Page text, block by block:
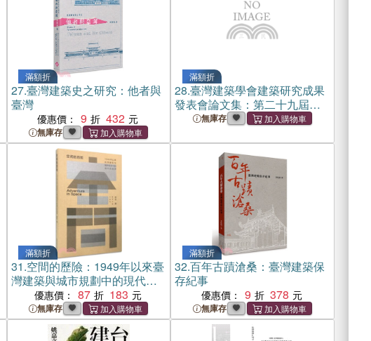
滿額折
27.臺灣建築史之研究：他者與
臺灣
優惠價： 9 432
無庫存
滿額折
28.臺灣建築學會建築研究成果
發表會論文集：第二十九屆第
二次 無庫存
滿額折
31.空間的歷險：1949年以來臺
灣建築與城市規劃中的現代性
轉譯（簡體書）
優惠價： 87 183
無庫存
滿額折
32.百年古蹟滄桑：臺灣建築保
存紀事
優惠價： 9 378
無庫存